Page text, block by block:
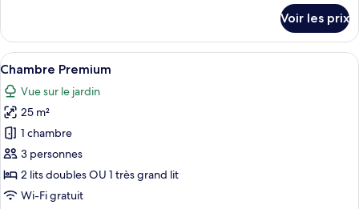
le
type
de
Chambre
Voir les prix
Afficher
toutes
les
photos
pour
ce
type
de
Une terrasse en bois avec un
8
Chambre Premium
Vue sur le jardin
25 m²
1 chambre
3 personnes
2 lits doubles OU 1 très grand lit
Wi-Fi gratuit